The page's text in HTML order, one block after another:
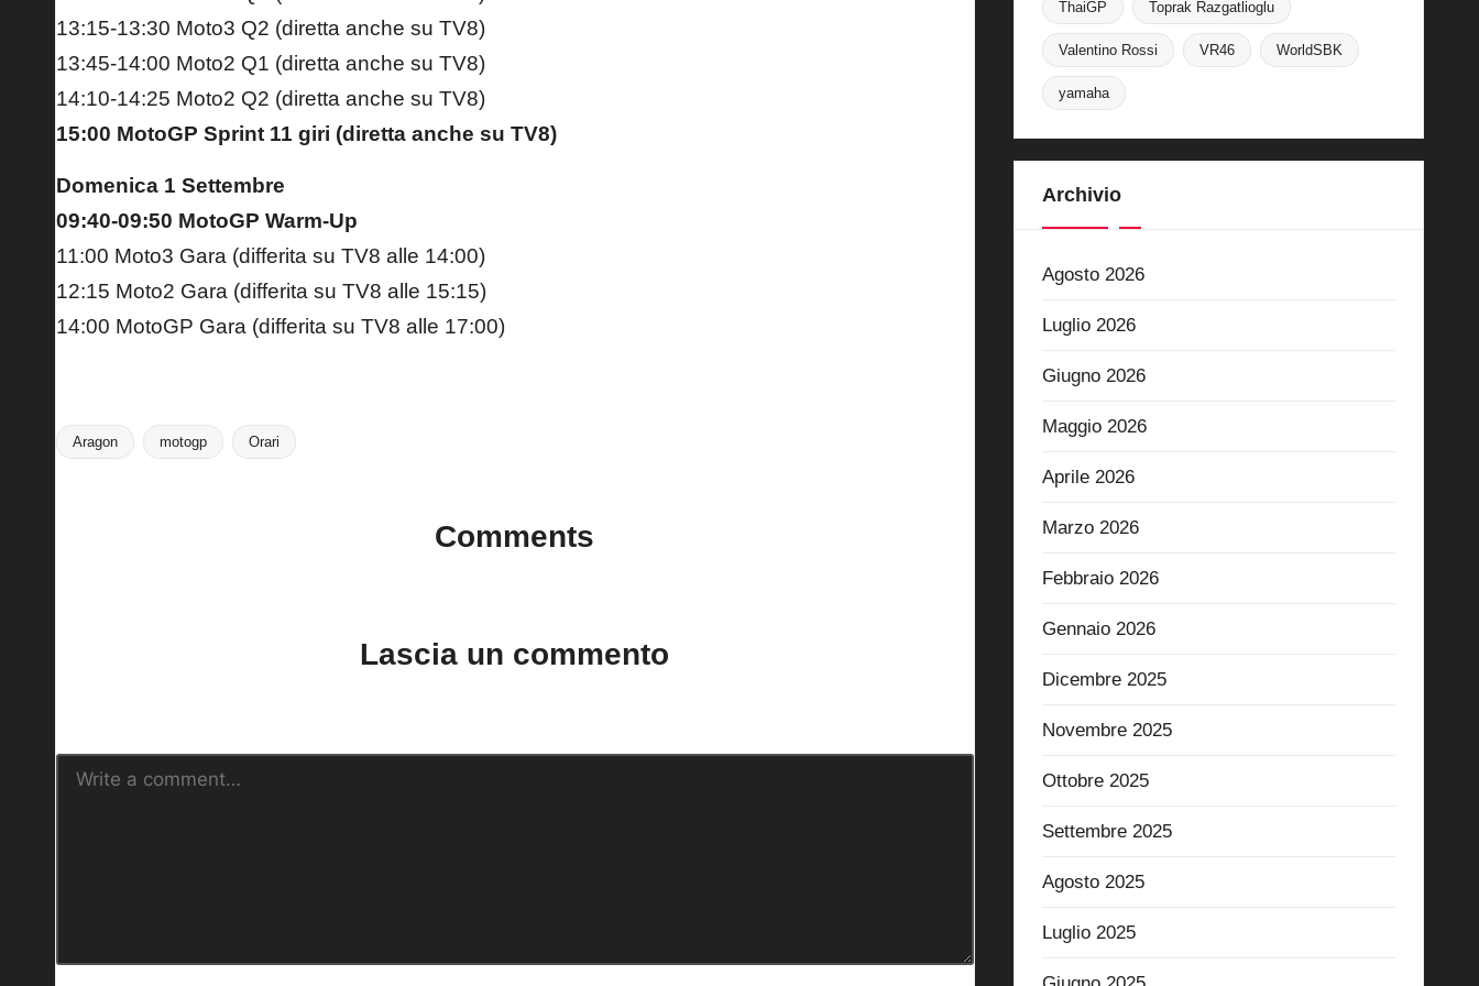
13:15-13:30 Moto3 Q2 (diretta anche su TV8)
13:45-14:00 Moto2 Q1 (diretta anche su TV8)
14:10-14:25 Moto2 Q2 (diretta anche su TV8)
15:00 MotoGP Sprint 11 giri (diretta anche su TV8)
Domenica 1 Settembre
09:40-09:50 MotoGP Warm-Up
11:00 Moto3 Gara (differita su TV8 alle 14:00)
12:15 Moto2 Gara (differita su TV8 alle 15:15)
14:00 MotoGP Gara (differita su TV8 alle 17:00)
Tags:
Aragon motogp Orari
Comments
Lascia un commento
ThaiGP Toprak Razgatlioglu
Valentino Rossi VR46 WorldSBK
yamaha
Archivio
Agosto 2026
Luglio 2026
Giugno 2026
Maggio 2026
Aprile 2026
Marzo 2026
Febbraio 2026
Gennaio 2026
Dicembre 2025
Novembre 2025
Ottobre 2025
Settembre 2025
Agosto 2025
Luglio 2025